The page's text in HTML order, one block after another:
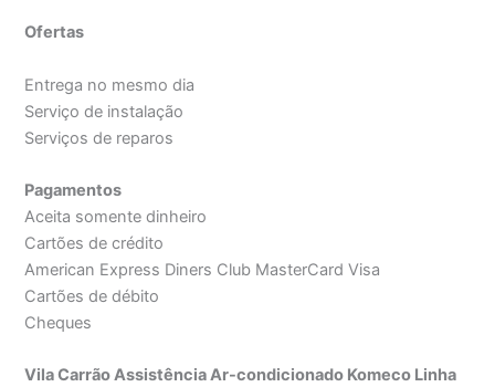
Ofertas
Entrega no mesmo dia
Serviço de instalação
Serviços de reparos
Pagamentos
Aceita somente dinheiro
Cartões de crédito
American Express Diners Club MasterCard Visa
Cartões de débito
Cheques
Vila Carrão Assistência Ar-condicionado Komeco Linha